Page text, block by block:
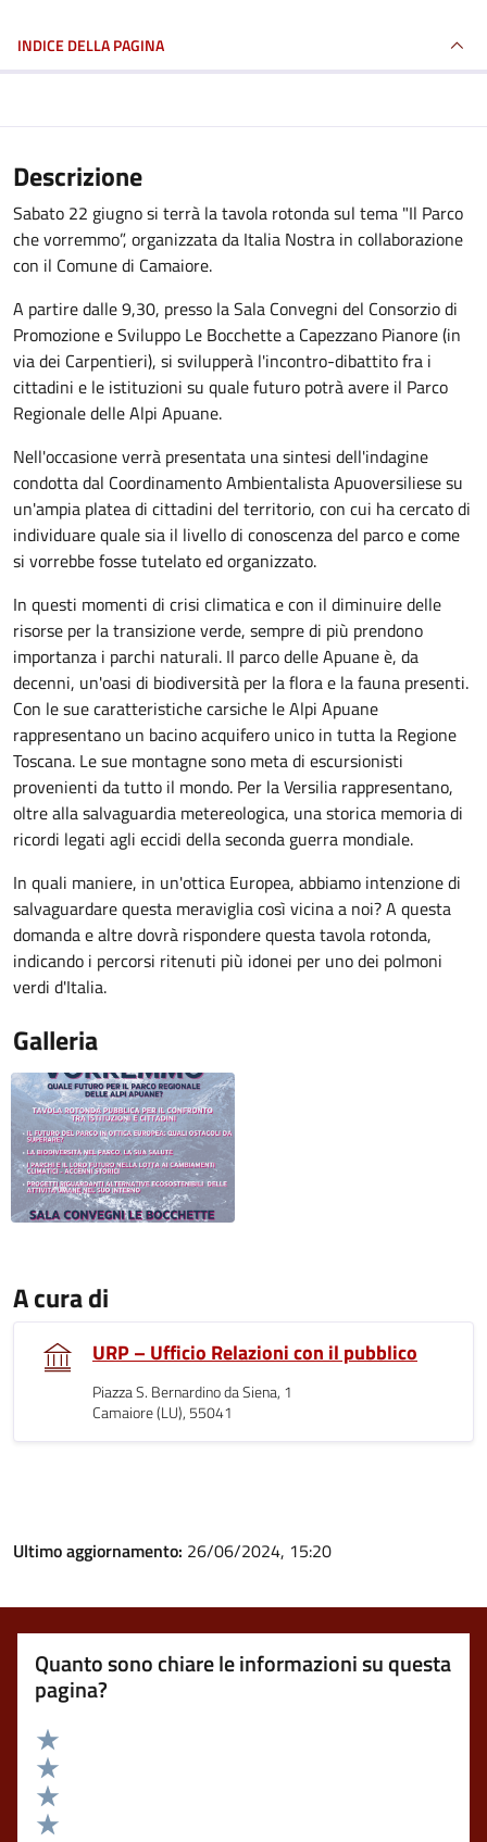
INDICE DELLA PAGINA
Descrizione
Sabato 22 giugno si terrà la tavola rotonda sul tema "Il Parco
che vorremmo”, organizzata da Italia Nostra in collaborazione
con il Comune di Camaiore.
A partire dalle 9,30, presso la Sala Convegni del Consorzio di
Promozione e Sviluppo Le Bocchette a Capezzano Pianore (in
via dei Carpentieri), si svilupperà l'incontro-dibattito fra i
cittadini e le istituzioni su quale futuro potrà avere il Parco
Regionale delle Alpi Apuane.
Nell'occasione verrà presentata una sintesi dell'indagine
condotta dal Coordinamento Ambientalista Apuoversiliese su
un'ampia platea di cittadini del territorio, con cui ha cercato di
individuare quale sia il livello di conoscenza del parco e come
si vorrebbe fosse tutelato ed organizzato.
In questi momenti di crisi climatica e con il diminuire delle
risorse per la transizione verde, sempre di più prendono
importanza i parchi naturali. Il parco delle Apuane è, da
decenni, un'oasi di biodiversità per la flora e la fauna presenti.
Con le sue caratteristiche carsiche le Alpi Apuane
rappresentano un bacino acquifero unico in tutta la Regione
Toscana. Le sue montagne sono meta di escursionisti
provenienti da tutto il mondo. Per la Versilia rappresentano,
oltre alla salvaguardia metereologica, una storica memoria di
ricordi legati agli eccidi della seconda guerra mondiale.
In quali maniere, in un'ottica Europea, abbiamo intenzione di
salvaguardare questa meraviglia così vicina a noi? A questa
domanda e altre dovrà rispondere questa tavola rotonda,
indicando i percorsi ritenuti più idonei per uno dei polmoni
verdi d'Italia.
Galleria
A cura di
URP – Ufficio Relazioni con il pubblico
Piazza S. Bernardino da Siena, 1
Camaiore (LU), 55041
Ultimo aggiornamento: 26/06/2024, 15:20
Quanto sono chiare le informazioni su questa
pagina?
Valuta 5 stelle su 5
Valuta 4 stelle su 5
Valuta 3 stelle su 5